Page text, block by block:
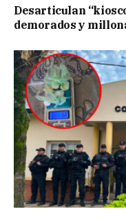
Desarticulan
demorados y